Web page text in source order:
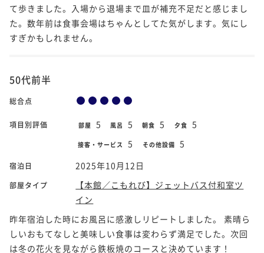
て歩きました。入場から退場まで皿が補充不足だと感じまし
た。数年前は食事会場はちゃんとしてた気がします。気にし
すぎかもしれません。
50代前半
総合点
項目別評価 部屋 5 風呂 5 朝食 5 夕食 5
接客・サービス 5 その他設備 5
宿泊日 2025年10月12日
部屋タイプ
【本館／こもれび】ジェットバス付和室ツ
イン
昨年宿泊した時にお風呂に感激しリピートしました。 素晴ら
しいおもてなしと美味しい食事は変わらず満足でした。次回
は冬の花火を見ながら鉄板焼のコースと決めています！